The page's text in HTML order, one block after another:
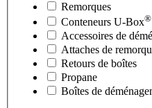
Remorques
Conteneurs U-Box®
Accessoires de
Attaches de
Retours de boîtes
Propane
Boîtes de